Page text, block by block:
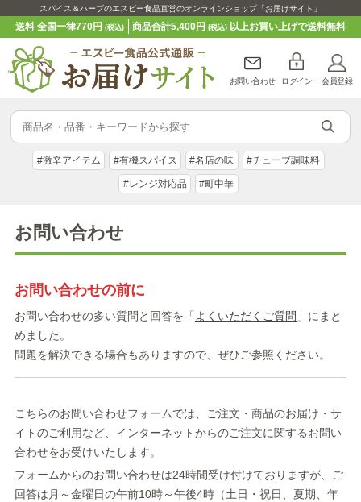
スパイス＆ハーブのエスビー食品直営のオンラインショップ「お届けサイト」
送料 全国一律770円(税込) 商品合計5,400円 (税込)以上お買い上げで送料無料
お問い合わせ ログイン 会員登録
#激辛アイテム #有機スパイス #名店の味 #チューブ調味料
#レンジ対応品 #町中華
お問い合わせ
お問い合わせの前に
お問い合わせの多い質問と回答を「 よくいただくご質問 」にまと
めました。
問題を解決できる場合もありますので、ぜひご参照ください。
こちらのお問い合わせフォームでは、ご注文・商品のお届け・サ
イトのご利用など、インターネットからのご注文に関するお問い
合わせをお受けいたします。
フォームからのお問い合わせは24時間受け付けておりますが、ご
回答は月～金曜日の午前10時～午後4時（土日・祝日、夏期、年